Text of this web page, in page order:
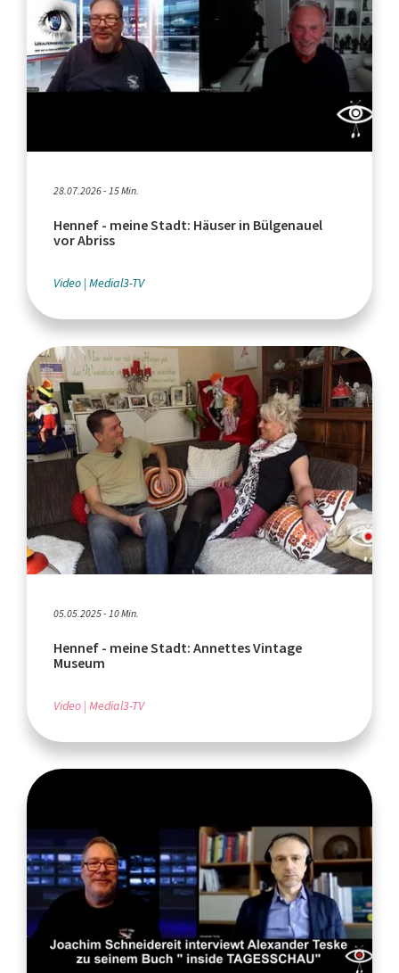
28.07.2026 - 15 Min.
Hennef - meine Stadt: Häuser in Bülgenauel
vor Abriss
Video Medial3-TV
05.05.2025 - 10 Min.
Hennef - meine Stadt: Annettes Vintage
Museum
Video Medial3-TV